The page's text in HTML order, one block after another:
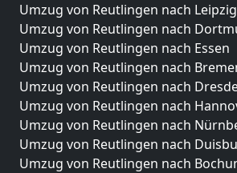
Umzug von Reutlingen nach Leipzig
Umzug von Reutlingen nach
Umzug von Reutlingen nach Essen
Umzug von Reutlingen nach
Umzug von Reutlingen nach
Umzug von Reutlingen nach
Umzug von Reutlingen nach
Umzug von Reutlingen nach
Umzug von Reutlingen nach